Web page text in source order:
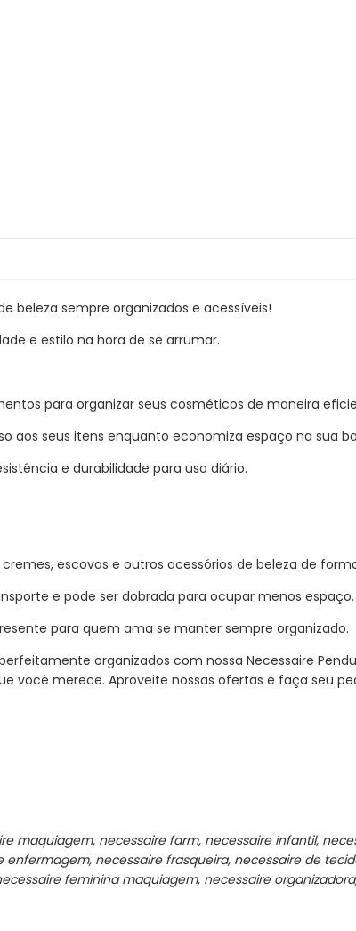
beleza sempre organizados e acessíveis!
e estilo na hora de se arrumar.
para organizar seus cosméticos de maneira
aos seus itens enquanto economiza espaço na sua
e durabilidade para uso diário.
escovas e outros acessórios de beleza de
e pode ser dobrada para ocupar menos espaço.
para quem ama se manter sempre organizado.
organizados com nossa Necessaire
você merece. Aproveite nossas ofertas e faça seu
maquiagem, necessaire farm, necessaire infantil,
necessaire frasqueira, necessaire de
feminina maquiagem, necessaire